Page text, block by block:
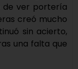
de ver portería
creó mucho
sin acierto,
una falta que